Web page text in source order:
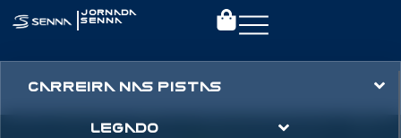
| JORNADA
SENNA
CARREIRA NAS PISTAS
LEGADO